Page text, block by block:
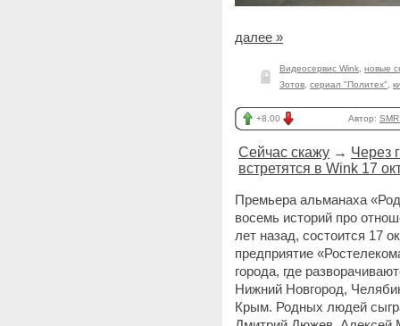
далее »
Видеосервис Wink новые
Зотов сериал "Политех"
+8.00 Автор:
Сейчас скажу → Через
встретятся в Wink 17
Премьера альманаха
восемь историй про
лет назад, состоится 17
предприятие
города, где
Нижний Новгород,
Крым. Родных людей